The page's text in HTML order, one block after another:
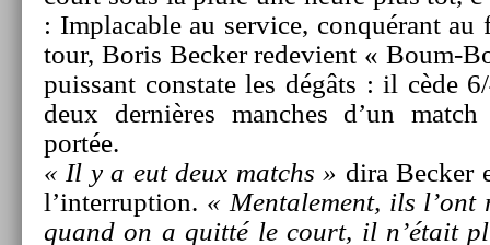
: Im­plac­able au ser­vice, conquérant
tour, Boris Be­ck­er re­devient « Boum-
puis­sant con­state les dégâts : il cède
deux dernières man­ches d’un
portée.
« Il y a eut deux matchs » dira Be­ck­er
l’in­terrup­tion. « Men­tale­ment, ils l’ont
quand on a quitté le court, il n’était